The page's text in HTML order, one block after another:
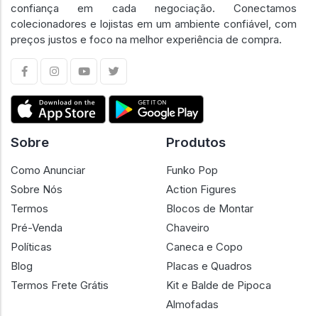
confiança em cada negociação. Conectamos
colecionadores e lojistas em um ambiente confiável, com
preços justos e foco na melhor experiência de compra.
Sobre
Como Anunciar
Sobre Nós
Termos
Pré-Venda
Políticas
Blog
Termos Frete Grátis
Produtos
Funko Pop
Action Figures
Blocos de Montar
Chaveiro
Caneca e Copo
Placas e Quadros
Kit e Balde de Pipoca
Almofadas